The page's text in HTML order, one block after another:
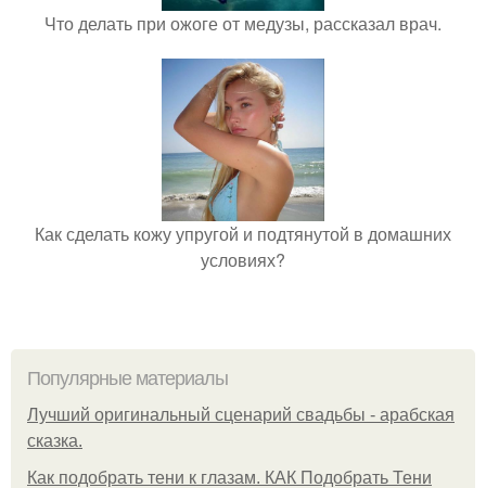
Что делать при ожоге от медузы, рассказал врач.
Как сделать кожу упругой и подтянутой в домашних
условиях?
Популярные материалы
Лучший оригинальный сценарий свадьбы - арабская
сказка.
Как подобрать тени к глазам. КАК Подобрать Тени